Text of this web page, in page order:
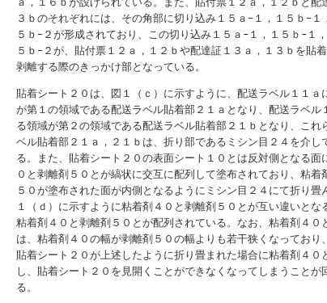
３ｂのそれぞれには、その角部に切り込み１５ａ−１，１５ｂ−１
５ｂ−２が形成されており、この切り込み１５ａ−１，１５ｂ−１
５ｂ−２が、貼付票１２ａ，１２ｂや配達証１３ａ，１３ｂを貼
剥離する際のきっかけ部となっている。
貼着シート２０は、図１（ｃ）に示すように、配送ラベル１１ａ
が第１の領域である配送ラベル貼着部２１ａとなり、配送ラベル
る領域が第２の領域である配送ラベル貼着部２１ｂとなり、これ
ベル貼着部２１ａ，２１ｂは、折り部であるミシン目２４を介し
る。また、貼着シート２０の表面シート１０とは反対側となる面
０と剥離剤５０とが縞状に交互に配列して塗布されており、粘着
５０が塗布された面が内側となるようにミシン目２４にて折り畳
１（ｄ）に示すように粘着剤４０と剥離剤５０とが互い違いとな
粘着剤４０と剥離剤５０とが配列されている。なお、粘着剤４０
は、粘着剤４０の幅が剥離剤５０の幅よりも若干狭くなっており
貼着シート２０が上述したように折り畳まれた場合に粘着剤４０
し、貼着シート２０を見開くことができなくなってしまうことが
る。